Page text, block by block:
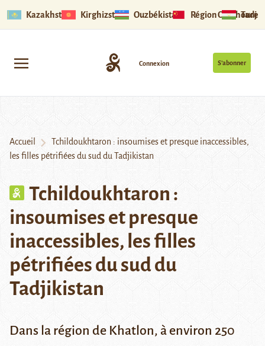
Kazakhstan Kirghizstan Ouzbékistan Région Ouïghoure
S’abonner
Connexion
Accueil
Tchildoukhtaron : insoumises et presque inaccessibles,
les filles pétrifiées du sud du Tadjikistan
Tchildoukhtaron :
insoumises et presque
inaccessibles, les filles
pétrifiées du sud du
Tadjikistan
Dans la région de Khatlon, à environ 250